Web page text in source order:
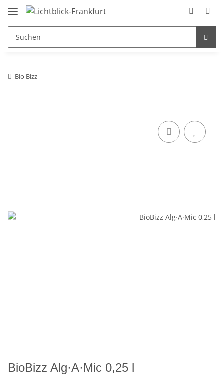
Bio Bizz
BioBizz Alg·A·Mic 0,25 l